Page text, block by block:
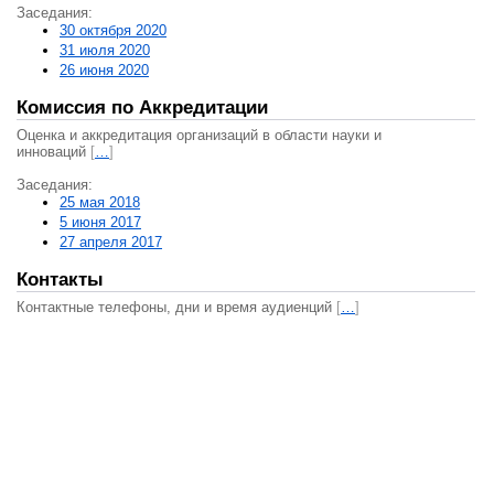
Заседания:
30 октября 2020
31 июля 2020
26 июня 2020
Комиссия по Аккредитации
Оценка и аккредитация организаций в области науки и
инноваций […]
Заседания:
25 мая 2018
5 июня 2017
27 апреля 2017
Контакты
Контактные телефоны, дни и время аудиенций […]